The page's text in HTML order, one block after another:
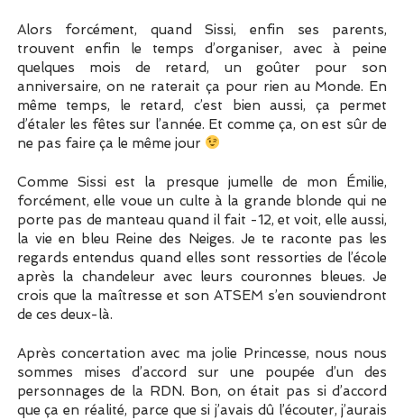
Alors forcément, quand Sissi, enfin ses parents,
trouvent enfin le temps d’organiser, avec à peine
quelques mois de retard, un goûter pour son
anniversaire, on ne raterait ça pour rien au Monde. En
même temps, le retard, c’est bien aussi, ça permet
d’étaler les fêtes sur l’année. Et comme ça, on est sûr de
ne pas faire ça le même jour
Comme Sissi est la presque jumelle de mon Émilie,
forcément, elle voue un culte à la grande blonde qui ne
porte pas de manteau quand il fait -12, et voit, elle aussi,
la vie en bleu Reine des Neiges. Je te raconte pas les
regards entendus quand elles sont ressorties de l’école
après la chandeleur avec leurs couronnes bleues. Je
crois que la maîtresse et son ATSEM s’en souviendront
de ces deux-là.
Après concertation avec ma jolie Princesse, nous nous
sommes mises d’accord sur une poupée d’un des
personnages de la RDN. Bon, on était pas si d’accord
que ça en réalité, parce que si j’avais dû l’écouter, j’aurais